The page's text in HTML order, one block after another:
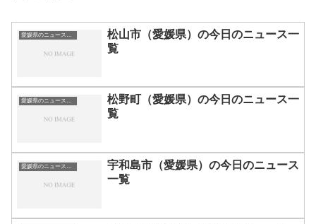
愛媛県のニュース一覧
松山市（愛媛県）の今日のニュース一
覧
愛媛県のニュース一覧
松野町（愛媛県）の今日のニュース一
覧
愛媛県のニュース一覧
宇和島市（愛媛県）の今日のニュース
一覧